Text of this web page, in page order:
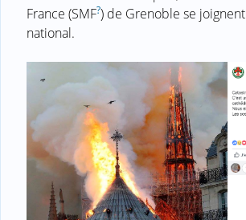
France (SMF?) de Grenoble se joignent
national.